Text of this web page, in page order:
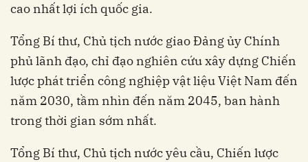
cao nhất lợi ích quốc gia.
Tổng Bí thư, Chủ tịch nước giao Đảng ủy Chính
phủ lãnh đạo, chỉ đạo nghiên cứu xây dựng Chiến
lược phát triển công nghiệp vật liệu Việt Nam đến
năm 2030, tầm nhìn đến năm 2045, ban hành
trong thời gian sớm nhất.
Tổng Bí thư, Chủ tịch nước yêu cầu, Chiến lược